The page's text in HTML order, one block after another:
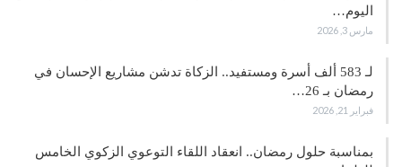
اليوم…
مارس 3, 2026
لـ 583 ألف أسرة ومستفيد.. الزكاة تدشن مشاريع الإحسان في
رمضان بـ 26…
فبراير 21, 2026
بمناسبة حلول رمضان.. انعقاد اللقاء التوعوي الزكوي الخامس